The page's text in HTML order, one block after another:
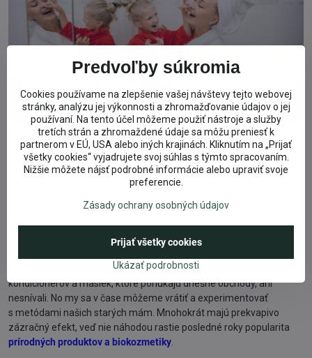
Babské recepty
šampónom, sa objavil iba začiatkom 20. storočia. Naši predkovia
používali teplú vodu, vlasy si oplachovali raz za niekoľko týždňov
a prečesali kefou z prírodných materiálov. Neskôr sa k tejto
zložiek neutralizovali octom. O bohatom sortimente balzamov,
kondicionérov a masiek, ktoré ponúkajú dnešné obchody, ani
nesnívali. No my sa v čase môžeme vrátiť a experimentovať
s metódami našich starých mám. Mnohokrát majú prekvapivo
zázračný efekt, veď nie náhodou rastie posledné roky popularita
prírodných produktov a biokozmetiky.
Predvoľby súkromia
Cookies používame na zlepšenie vašej návštevy tejto webovej
stránky, analýzu jej výkonnosti a zhromažďovanie údajov o jej
používaní. Na tento účel môžeme použiť nástroje a služby
tretích strán a zhromaždené údaje sa môžu preniesť k
partnerom v EÚ, USA alebo iných krajinách. Kliknutím na „Prijať
všetky cookies“ vyjadrujete svoj súhlas s týmto spracovaním.
Nižšie môžete nájsť podrobné informácie alebo upraviť svoje
preferencie.
Zásady ochrany osobných údajov
Ukázať podrobnosti
Prijať všetky cookies